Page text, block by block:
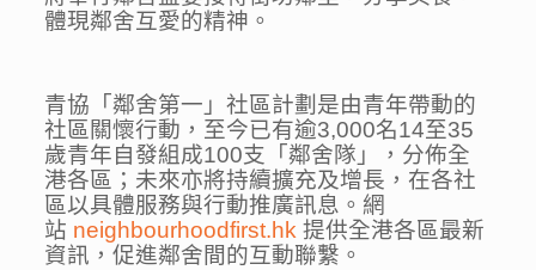
體現鄰舍互愛的精神。
青協「鄰舍第一」社區計劃是由青年帶動的
社區關懷行動，至今已有逾3,000名14至35
歲青年自發組成100支「鄰舍隊」，分佈全
港各區；未來亦將持續擴充及增長，在各社
區以具體服務與行動推廣訊息。網
站 neighbourhoodfirst.hk提供全港各區最新
資訊，促進鄰舍間的互動聯繫。